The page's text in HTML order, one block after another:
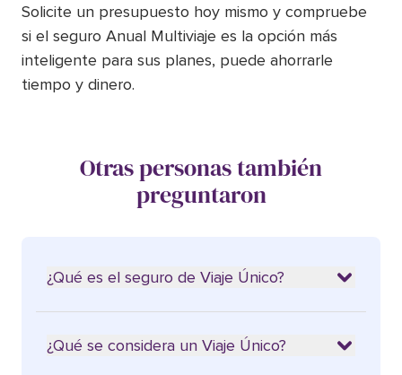
Solicite un presupuesto hoy mismo y compruebe
si el seguro Anual Multiviaje es la opción más
inteligente para sus planes, puede ahorrarle
tiempo y dinero.
Otras personas también
preguntaron
¿Qué es el seguro de Viaje Único?
¿Qué se considera un Viaje Único?